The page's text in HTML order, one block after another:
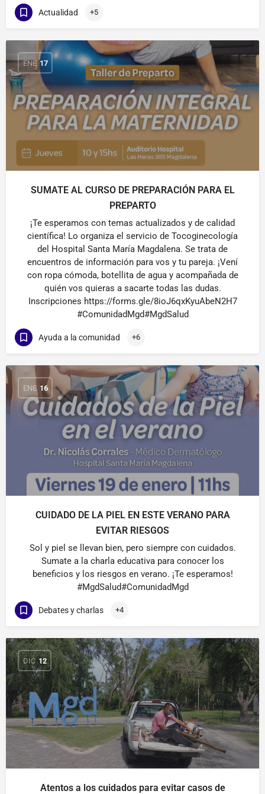
Actualidad +5
ENE 17
SUMATE AL CURSO DE PREPARACIÓN PARA EL
PREPARTO
¡Te esperamos con temas actualizados y de calidad
científica! Lo organiza el servicio de Tocoginecología
del Hospital Santa María Magdalena. Se trata de
encuentros de información para vos y tu pareja. ¡Vení
con ropa cómoda, botellita de agua y acompañada de
quién vos quieras a sacarte todas las dudas.
Inscripciones https://forms.gle/8ioJ6qxKyuAbeN2H7
#ComunidadMgd#MgdSalud
Ayuda a la comunidad +6
ENE 16
CUIDADO DE LA PIEL EN ESTE VERANO PARA
EVITAR RIESGOS
Sol y piel se llevan bien, pero siempre con cuidados.
Sumate a la charla educativa para conocer los
beneficios y los riesgos en verano. ¡Te esperamos!
#MgdSalud#ComunidadMgd
Debates y charlas +4
DIC 12
Atentos a los cuidados para evitar casos de